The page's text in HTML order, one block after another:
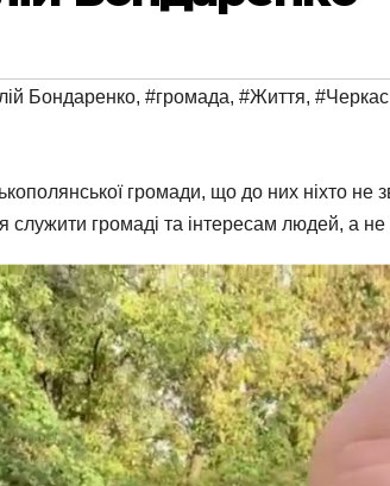
Бондаренко, #громада, #Життя,
громади, що до них ніхто
служити громаді та інтересам людей, а